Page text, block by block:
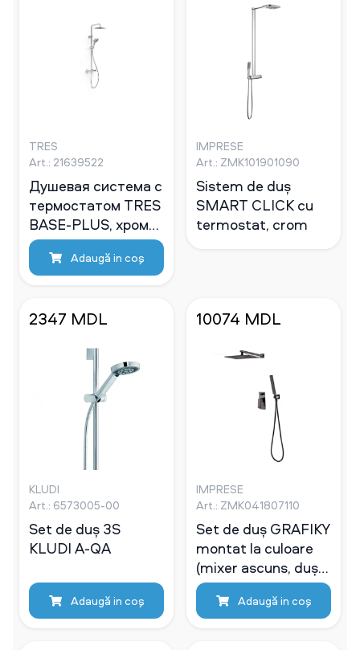
TRES
Art.: 21639522
Душевая система с
термостатом TRES
BASE-PLUS, хром
21639522
Adaugă in coş
IMPRESE
Art.: ZMK101901090
Sistem de duș
SMART CLICK cu
termostat, crom
2347 MDL
KLUDI
Art.: 6573005-00
Set de duș 3S
KLUDI A-QA
Adaugă in coş
10074 MDL
IMPRESE
Art.: ZMK041807110
Set de duș GRAFIKY
montat la culoare
(mixer ascuns, duș
cu cap, duș de
mână)Adaugă in coş